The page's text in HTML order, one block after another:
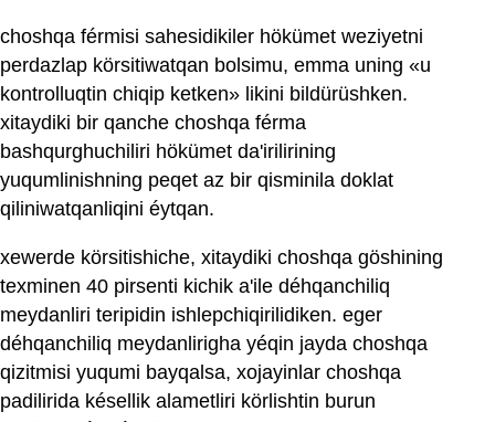
choshqa férmisi sahesidikiler hökümet weziyetni
perdazlap körsitiwatqan bolsimu, emma uning «u
kontrolluqtin chiqip ketken» likini bildürüshken.
xitaydiki bir qanche choshqa férma
bashqurghuchiliri hökümet da'irilirining
yuqumlinishning peqet az bir qisminila doklat
qiliniwatqanliqini éytqan.
xewerde körsitishiche, xitaydiki choshqa göshining
texminen 40 pirsenti kichik a'ile déhqanchiliq
meydanliri teripidin ishlepchiqirilidiken. eger
déhqanchiliq meydanlirigha yéqin jayda choshqa
qizitmisi yuqumi bayqalsa, xojayinlar choshqa
padilirida késellik alametliri körlishtin burun